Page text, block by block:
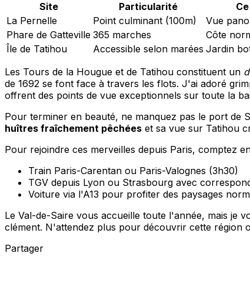
Site
Particularité
La Pernelle
Point culminant (100m)
Vue
Phare de Gatteville 365 marches
Côte
Île de Tatihou
Accessible selon marées Jardin
Les Tours de la Hougue et de Tatihou constituent un
de 1692 se font face à travers les flots. J'ai adoré
offrent des points de vue exceptionnels sur toute la
Pour terminer en beauté, ne manquez pas le port de
huîtres fraîchement pêchées et sa vue sur Tatihou
Pour rejoindre ces merveilles depuis Paris, comptez
Train Paris-Carentan ou Paris-Valognes (3h30)
TGV depuis Lyon ou Strasbourg avec
Voiture via l'A13 pour profiter des paysages
Le Val-de-Saire vous accueille toute l'année, mais je
clément. N'attendez plus pour découvrir cette région
Partager